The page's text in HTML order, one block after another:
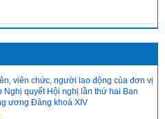
viên chức, người lao động của đơn vị
Nghị quyết Hội nghị lần thứ hai Ban
ương Đảng khoá XIV